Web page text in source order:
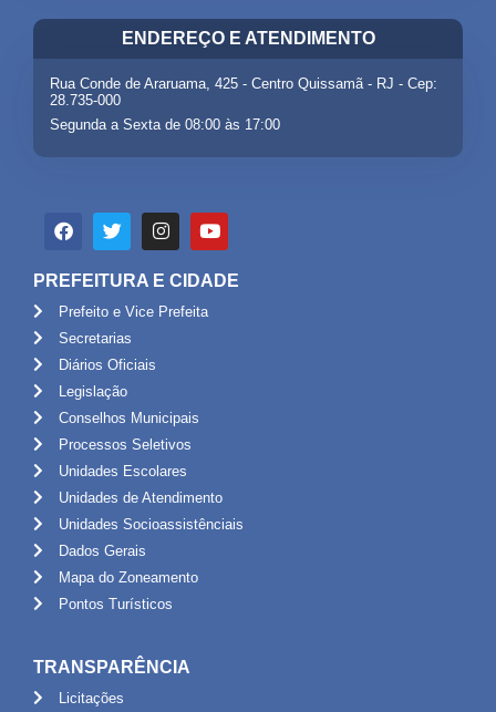
ENDEREÇO E ATENDIMENTO
Rua Conde de Araruama, 425 - Centro Quissamã - RJ - Cep:
28.735-000
Segunda a Sexta de 08:00 às 17:00
PREFEITURA E CIDADE
Prefeito e Vice Prefeita
Secretarias
Diários Oficiais
Legislação
Conselhos Municipais
Processos Seletivos
Unidades Escolares
Unidades de Atendimento
Unidades Socioassistênciais
Dados Gerais
Mapa do Zoneamento
Pontos Turísticos
TRANSPARÊNCIA
Licitações